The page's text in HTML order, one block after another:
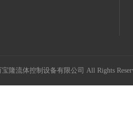
宝隆流体控制设备有限公司 All Rights